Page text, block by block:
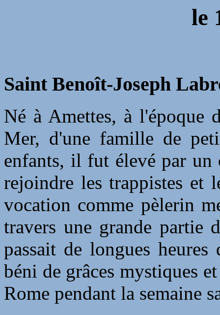
le
Saint Benoît-Joseph
Né à Amettes, à l'époque
Mer, d'une famille de
enfants, il fut élevé par un
rejoindre les trappistes et
vocation comme pèlerin
travers une grande partie
passait de longues
béni de grâces mystiques
Rome pendant la semaine